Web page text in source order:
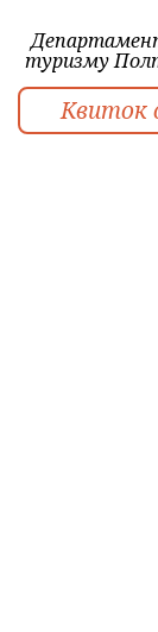
туризму
Квиток